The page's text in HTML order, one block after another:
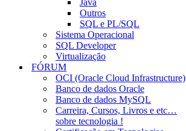
Java
Outros
SQL e PL/SQL
Sistema Operacional
SQL Developer
Virtualização
FÓRUM
OCI (Oracle Cloud Infrastructure)
Banco de dados Oracle
Banco de dados MySQL
Carreira, Cursos, Livros e etc…
sobre tecnologia !